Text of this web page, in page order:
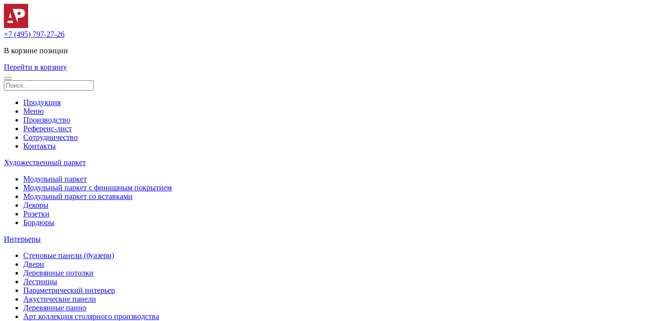
+7 (495) 797-27-26
В корзине позиции
Перейти в корзину
Продукция
Меню
Производство
Референс-лист
Сотрудничество
Контакты
Художественный паркет
Модульный паркет
Модульный паркет с финишным покрытием
Модульный паркет со вставками
Декоры
Розетки
Бордюры
Интерьеры
Стеновые панели (буазери)
Двери
Деревянные потолки
Лестницы
Параметрический интерьер
Акустические панели
Деревянные панно
Арт коллекция столярного производства